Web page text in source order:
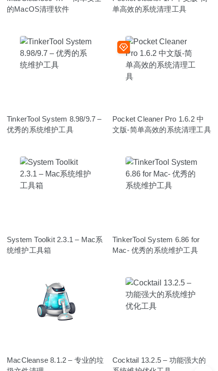
的MacOS清理软件
单高效的系统清理工具
TinkerTool System 8.98/9.7 –
优秀的系统维护工具
Pocket Cleaner Pro 1.6.2 中
文版-简单高效的系统清理工具
System Toolkit 2.3.1 – Mac系
统维护工具箱
TinkerTool System 6.86 for
Mac- 优秀的系统维护工具
MacCleanse 8.1.2 – 专业的垃
Cocktail 13.2.5 – 功能强大的